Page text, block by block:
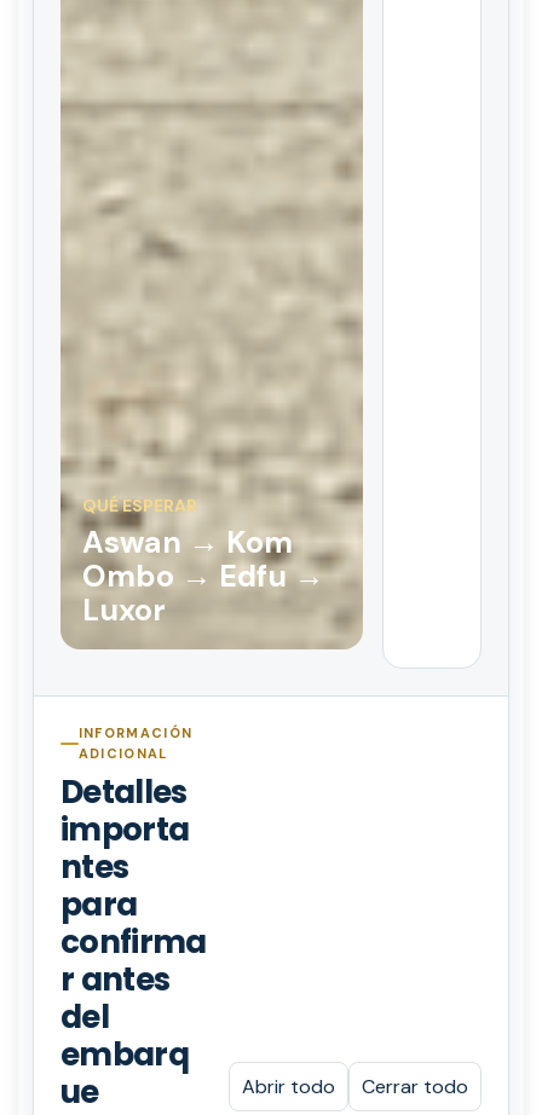
QUÉ ESPERAR
Aswan → Kom
Ombo → Edfu →
Luxor
INFORMACIÓN
ADICIONAL
Detalles
importa
ntes
para
confirma
r antes
del
embarq
ue
Abrir todo Cerrar todo